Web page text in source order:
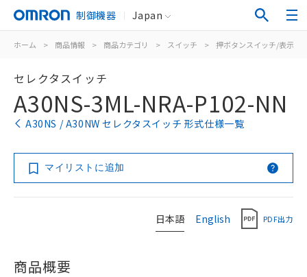
制御機器 Japan
ホーム > 商品情報 > 商品カテゴリ > スイッチ > 押ボタンスイッチ/表示灯
セレクタスイッチ
A30NS-3ML-NRA-P102-NN
A30NS / A30NW セレクタスイッチ 形式仕様一覧
マイリストに追加
日本語 English PDF出力
商品概要